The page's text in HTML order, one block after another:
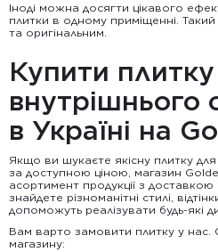
Іноді можна досягти цікавого
плитки в одному приміщенні.
та оригінальним.
Купити
внутрішнього
в Україні на
Якщо ви шукаєте якісну плитку
за доступною ціною, магазин
асортимент продукції з доставкою
знайдете різноманітні стилі,
допоможуть реалізувати будь-які
Вам варто замовити плитку у нас.
магазину: